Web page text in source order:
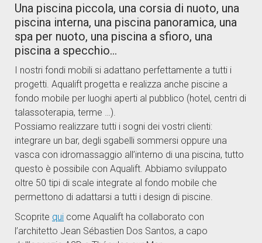
Una piscina piccola, una corsia di nuoto, una
piscina interna, una piscina panoramica, una
spa per nuoto, una piscina a sfioro, una
piscina a specchio…
I nostri fondi mobili si adattano perfettamente a tutti i
progetti. Aqualift progetta e realizza anche piscine a
fondo mobile per luoghi aperti al pubblico (hotel, centri di
talassoterapia, terme …).
Possiamo realizzare tutti i sogni dei vostri clienti:
integrare un bar, degli sgabelli sommersi oppure una
vasca con idromassaggio all’interno di una piscina, tutto
questo è possibile con Aqualift. Abbiamo sviluppato
oltre 50 tipi di scale integrate al fondo mobile che
permettono di adattarsi a tutti i design di piscine.
Scoprite qui come Aqualift ha collaborato con
l’architetto Jean Sébastien Dos Santos, a capo